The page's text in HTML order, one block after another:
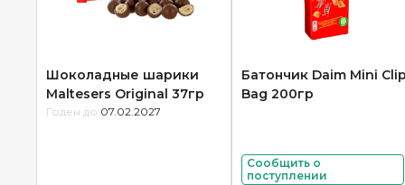
Шоколадные шарики
Maltesers Original 37гр
Годен до: 07.02.2027
Батончик Daim Mini
Bag 200гр
Сообщить о
поступлении